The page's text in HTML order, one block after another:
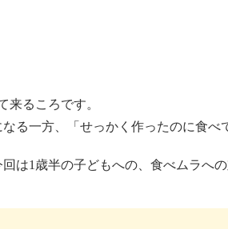
るころです。
る一方、「せっかく作ったのに食
は1歳半の子どもへの、食べムラへの